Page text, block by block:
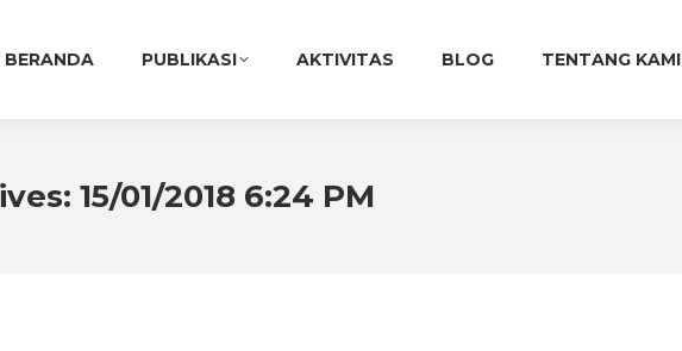
BERANDA PUBLIKASI AKTIVITAS BLOG TENTANG KAMI
15/01/2018 6:24 PM